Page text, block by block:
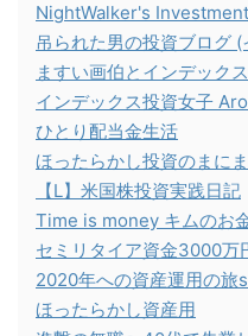
NightWalker's
吊られた男の投資ブログ
ますい画伯とインデック
インデックス投資女子
ひとり配当金生活
ほったらかし投資のまに
【L】米国株投資実践日記
Time is money キムのお
セミリタイア資金3000万
2020年への資産運用の旅
ほったらかし資産用